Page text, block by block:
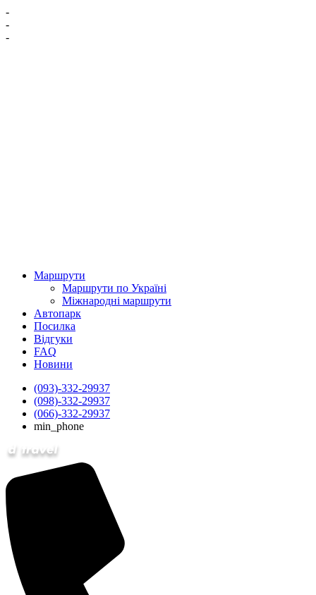
-
-
-
Маршрути
Маршрути по Україні
Міжнародні маршрути
Автопарк
Посилка
Відгуки
FAQ
Новини
(093)-332-29937
(098)-332-29937
(066)-332-29937
min_phone